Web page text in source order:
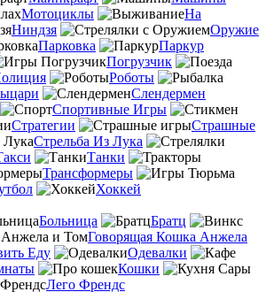
Мотоциклы
На
Ниндзя
Оружие
Парковка
Паркур
Погрузчик
Роботы
Слендермен
Спортивные Игры
Стратегии
Страшные
Стрельба Из Лука
Танки
Трансформеры
Хоккей
Больница
Братц
Говорящая Кошка Анжела
Еду
Одевалки
Кошки
Лего Френдс